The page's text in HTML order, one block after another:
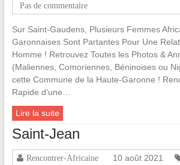
Pas de commentaire
Sur Saint-Gaudens, Plusieurs Femmes
Garonnaises Sont Partantes Pour Une
Homme ! Retrouvez Toutes les Photos &
(Maliennes, Comoriennes, Béninoises ou
cette Commune de la Haute-Garonne !
Rapide d’une…
Lire la suite
Saint-Jean
Rencontrer-Africaine 10 août 2021